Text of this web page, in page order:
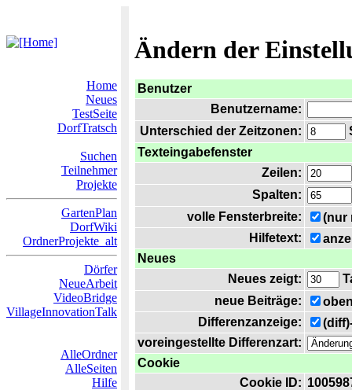
Ändern der
Home
Neues
TestSeite
DorfTratsch
Suchen
Teilnehmer
Projekte
GartenPlan
DorfWiki
OrdnerProjekte_alt
Dörfer
NeueArbeit
VideoBridge
VillageInnovationTalk
AlleOrdner
AlleSeiten
Hilfe
Benutzer
Benutzername:
Unterschied der Zeitzonen:
Texteingabefenster
Zeilen:
Spalten:
volle Fensterbreite:
(nur
Hilfetext:
Neues
Neues zeigt:
neue Beiträge:
Differenzanzeige:
voreingestellte Differenzart:
Cookie
Cookie ID: